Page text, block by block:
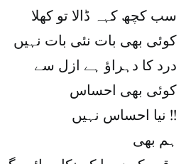
سب کچھ کہہ ڈالا تو کھلا
کوئی بھی بات نئی بات نہیں
درد کا دہراؤ ہے ازل سے
کوئی بھی احساس
نیا احساس نہیں !!
ہم بھی